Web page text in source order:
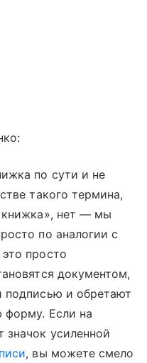
по сути и не
такого термина,
книжка», нет — мы
по аналогии с
просто
документом,
подписью и обретают
форму. Если на
значок усиленной
, вы можете смело